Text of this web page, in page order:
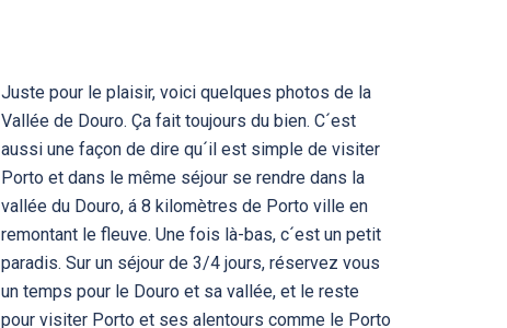
Juste pour le plaisir, voici quelques photos de la
Vallée de Douro. Ça fait toujours du bien. C´est
aussi une façon de dire qu´il est simple de visiter
Porto et dans le même séjour se rendre dans la
vallée du Douro, á 8 kilomètres de Porto ville en
remontant le fleuve. Une fois là-bas, c´est un petit
paradis. Sur un séjour de 3/4 jours, réservez vous
un temps pour le Douro et sa vallée, et le reste
pour visiter Porto et ses alentours comme le Porto